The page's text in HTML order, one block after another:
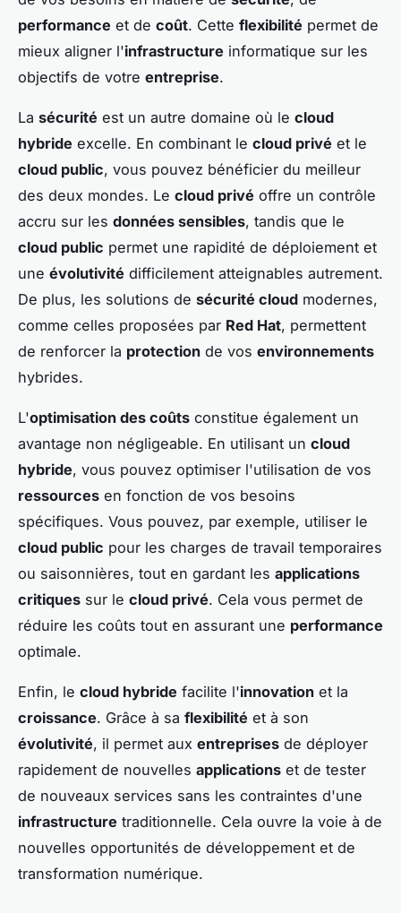
performance et de coût. Cette flexibilité permet de
mieux aligner l'infrastructure informatique sur les
objectifs de votre entreprise.
La sécurité est un autre domaine où le cloud
hybride excelle. En combinant le cloud privé et le
cloud public, vous pouvez bénéficier du meilleur
des deux mondes. Le cloud privé offre un contrôle
accru sur les données sensibles, tandis que le
cloud public permet une rapidité de déploiement et
une évolutivité difficilement atteignables autrement.
De plus, les solutions de sécurité cloud modernes,
comme celles proposées par Red Hat, permettent
de renforcer la protection de vos environnements
hybrides.
L'optimisation des coûts constitue également un
avantage non négligeable. En utilisant un cloud
hybride, vous pouvez optimiser l'utilisation de vos
ressources en fonction de vos besoins
spécifiques. Vous pouvez, par exemple, utiliser le
cloud public pour les charges de travail temporaires
ou saisonnières, tout en gardant les applications
critiques sur le cloud privé. Cela vous permet de
réduire les coûts tout en assurant une performance
optimale.
Enfin, le cloud hybride facilite l'innovation et la
croissance. Grâce à sa flexibilité et à son
évolutivité, il permet aux entreprises de déployer
rapidement de nouvelles applications et de tester
de nouveaux services sans les contraintes d'une
infrastructure traditionnelle. Cela ouvre la voie à de
nouvelles opportunités de développement et de
transformation numérique.